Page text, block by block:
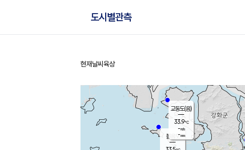
도시별관측
홈
현재날씨 육상
볼음도
교동도(음)
33.9℃
-m/s
-mm